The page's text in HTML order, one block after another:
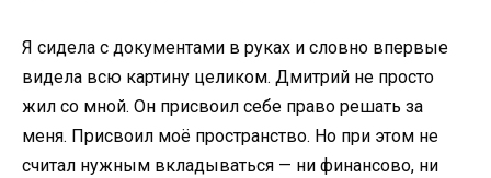
Я сидела с документами в руках и словно впервые
видела всю картину целиком. Дмитрий не просто
жил со мной. Он присвоил себе право решать за
меня. Присвоил моё пространство. Но при этом не
считал нужным вкладываться — ни финансово, ни